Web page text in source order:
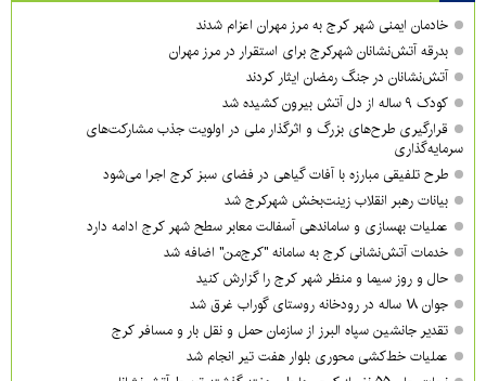
خادمان ایمنی شهر کرج به مرز مهران اعزام شدند
بدرقه آتش‌نشانان شهرکرج برای استقرار در مرز مهران
آتش‌نشانان در جنگ رمضان ایثار کردند
کودک ۹ ساله از دل آتش بیرون کشیده شد
قرارگیری طرح‌های بزرگ و اثرگذار ملی در اولویت‌ جذب مشارکت‌های
سرمایه‌گذاری
طرح تلفیقی مبارزه با آفات گیاهی در فضای سبز کرج اجرا می‌شود
بیانات رهبر انقلاب زینت‌بخش شهرکرج شد
عملیات بهسازی و ساماندهی آسفالت معابر سطح شهر کرج ادامه دارد
خدمات آتش‌نشانی کرج به سامانه "کرج‌من" اضافه شد
حال و روز سیما و منظر شهر کرج را گزارش کنید
جوان ۱۸ ساله در رودخانه روستای گوراب غرق شد
تقدیر جانشین سپاه البرز از سازمان حمل و نقل بار و مسافر کرج
عملیات خط‌کشی محوری بلوار هفت تیر انجام شد